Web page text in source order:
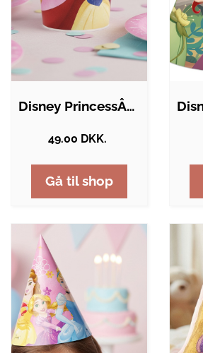
Disney PrincessÂ® Papkrus
49.00 DKK.
Gå til shop